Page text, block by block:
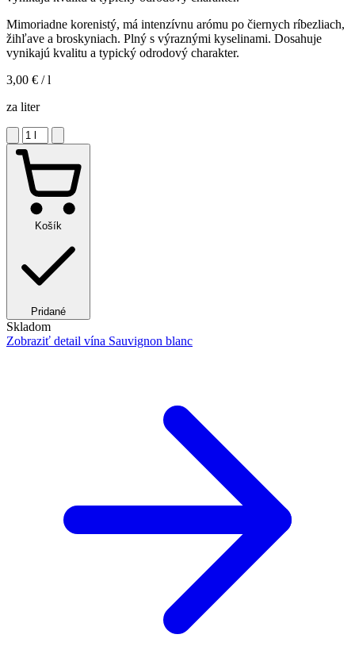
Mimoriadne korenistý, má intenzívnu arómu po čiernych ríbezliach,
žihľave a broskyniach. Plný s výraznými kyselinami. Dosahuje
vynikajú kvalitu a typický odrodový charakter.
3,00 € / l
za liter
Košík
Pridané
Skladom
Zobraziť detail vína Sauvignon blanc